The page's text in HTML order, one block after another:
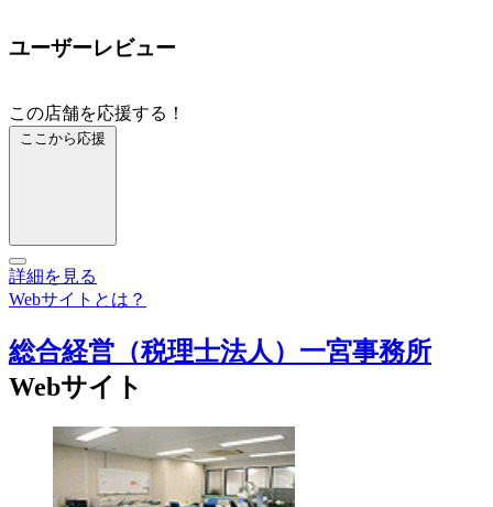
ユーザーレビュー
この店舗を応援する！
ここから応援
詳細を見る
Webサイトとは？
総合経営（税理士法人）一宮事務所
Webサイト